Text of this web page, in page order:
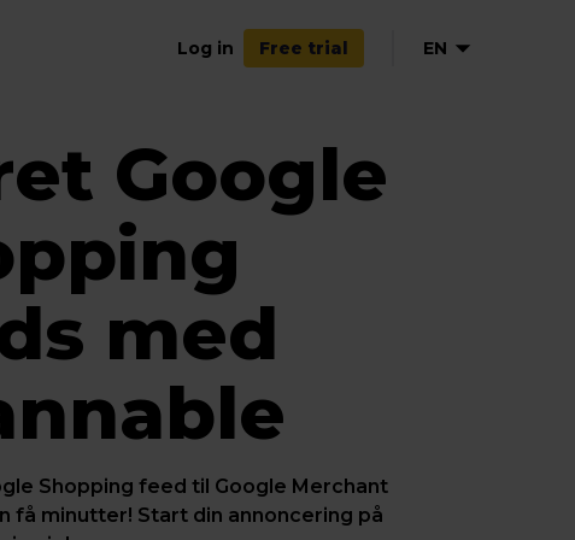
Log in Free trial EN
Google
med
Shopping feed til Google Merchant
få minutter! Start din annoncering på